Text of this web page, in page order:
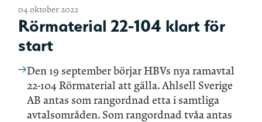
04 oktober 2022
Rörmaterial 22-104 klart för
start
Den 19 september börjar HBVs nya ramavtal
22-104 Rörmaterial att gälla. Ahlsell Sverige
AB antas som rangordnad etta i samtliga
avtalsområden. Som rangordnad tvåa antas